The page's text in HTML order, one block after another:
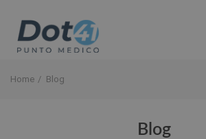
Home Blog
Blog